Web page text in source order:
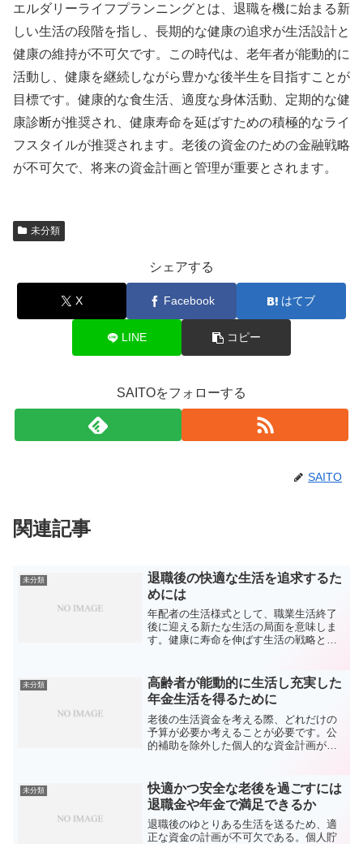
エルダリーライフプランニングとは、退職を機に始まる新
しい生活の段階を指し、長期的な健康の追求が生活設計と
健康の維持が不可欠です。この時代は、老年者が能動的に
活動し、健康を継続しながら豊かな後半生を目指すことが
目標です。健康的な食生活、適度な身体活動、定期的な健
康診断が推奨され、健康寿命を延ばすための積極的なライ
フスタイルが推奨されます。老後の資金のための金融戦略
が不可欠で、将来の資金計画と管理が重要とされます。
未分類
シェアする
X Facebook はてブ
LINE コピー
SAITOをフォローする
SAITO
関連記事
未分類
退職後の快適な生活を追求するた
めには
年配者の生活様式として、職業生活終了
後に迎える新たな生活の局面を意味しま
す。健康に寿命を伸ばす生活の戦略と健
豊かな晩年を達成するためです。適切な
体力活動、栄養バランスの...
未分類
高齢者が能動的に生活し充実した
年金生活を得るために
老後の生活資金を考える際、どれだけの
予算が必要か考えることが必要です。公
的補助を除外した個人的な資金計画が求
の学費を含む未来の費用を考えることが
不可欠です。老後の資金需...
未分類
快適かつ安全な老後を過ごすには
退職金や年金で満足できるか
退職後のゆとりある生活を送るため、適
正な資金の計画が不可欠である。個人貯